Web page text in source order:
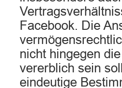
Facebook. Die
nicht hingegen
vererblich sein
eindeutige